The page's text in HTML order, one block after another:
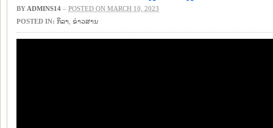
BY ADMINS14 – POSTED ON MARCH 10, 2023
POSTED IN: ​ກິ​ລາ ​ຂ່າວ​ສານ